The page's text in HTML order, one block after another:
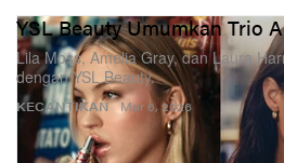
KECANTIKAN
YSL Beauty Umumkan Trio
Lila Moss, Amelia Gray, dan Laura
dengan YSL Beauty.
Mar 6, 2026